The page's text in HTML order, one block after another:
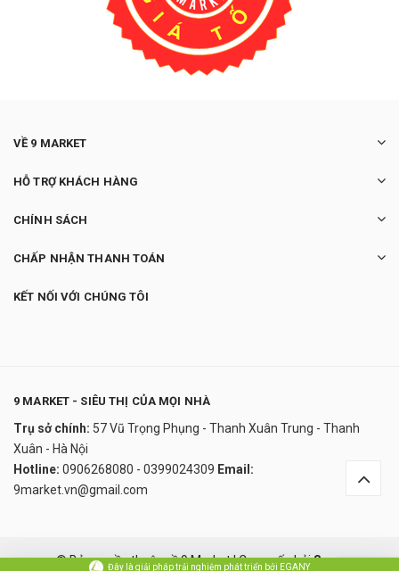
VỀ 9 MARKET
HỖ TRỢ KHÁCH HÀNG
CHÍNH SÁCH
CHẤP NHẬN THANH TOÁN
KẾT NỐI VỚI CHÚNG TÔI
9 MARKET - SIÊU THỊ CỦA MỌI NHÀ
Trụ sở chính: 57 Vũ Trọng Phụng - Thanh Xuân Trung - Thanh
Xuân - Hà Nội
Hotline: 0906268080 - 0399024309 Email:
9market.vn@gmail.com
© Bản quyền thuộc về 9 Market|Cung cấp bởiSapo
Quốc
100.000₫
Đây là giải pháp trải nghiệm phát triển bởi EGANY
Đây là giải pháp trải nghiệm phát triển bởi EGANY